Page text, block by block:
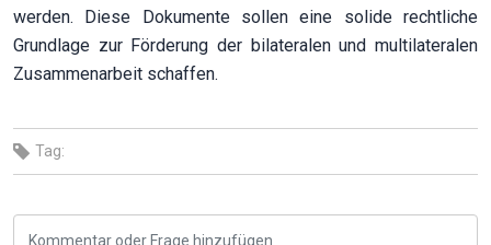
werden. Diese Dokumente sollen eine solide rechtliche
Grundlage zur Förderung der bilateralen und multilateralen
Zusammenarbeit schaffen.
Tag: